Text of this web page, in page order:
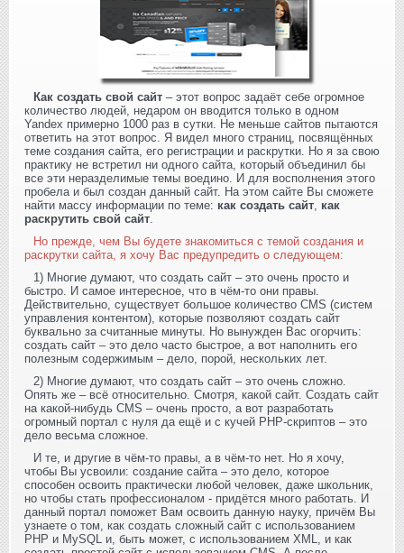
Как создать свой сайт – этот вопрос задаёт себе огромное
количество людей, недаром он вводится только в одном
Yandex примерно 1000 раз в сутки. Не меньше сайтов пытаются
ответить на этот вопрос. Я видел много страниц, посвящённых
теме создания сайта, его регистрации и раскрутки. Но я за свою
практику не встретил ни одного сайта, который объединил бы
все эти неразделимые темы воедино. И для восполнения этого
пробела и был создан данный сайт. На этом сайте Вы сможете
найти массу информации по теме: как создать сайт как
раскрутить свой сайт
Но прежде, чем Вы будете знакомиться с темой создания и
раскрутки сайта, я хочу Вас предупредить о следующем:
1) Многие думают, что создать сайт – это очень просто и
быстро. И самое интересное, что в чём-то они правы.
Действительно, существует большое количество CMS (систем
управления контентом), которые позволяют создать сайт
буквально за считанные минуты. Но вынужден Вас огорчить:
создать сайт – это дело часто быстрое, а вот наполнить его
полезным содержимым – дело, порой, нескольких лет.
2) Многие думают, что создать сайт – это очень сложно.
Опять же – всё относительно. Смотря, какой сайт. Создать сайт
на какой-нибудь CMS – очень просто, а вот разработать
огромный портал с нуля да ещё и с кучей PHP-скриптов – это
дело весьма сложное.
И те, и другие в чём-то правы, а в чём-то нет. Но я хочу,
чтобы Вы усвоили: создание сайта – это дело, которое
способен освоить практически любой человек, даже школьник,
но чтобы стать профессионалом - придётся много работать. И
данный портал поможет Вам освоить данную науку, причём Вы
узнаете о том, как создать сложный сайт с использованием
PHP и MySQL и, быть может, с использованием XML, и как